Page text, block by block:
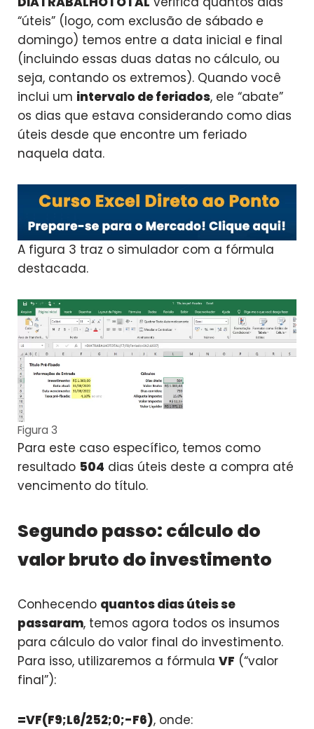
“úteis” (logo, com exclusão de sábado e
domingo) temos entre a data inicial e final
(incluindo essas duas datas no cálculo, ou
seja, contando os extremos). Quando você
inclui um intervalo de feriados, ele “abate”
os dias que estava considerando como dias
úteis desde que encontre um feriado
naquela data.
A figura 3 traz o simulador com a fórmula
destacada.
Figura 3
Para este caso específico, temos como
resultado 504 dias úteis deste a compra até
vencimento do título.
Segundo passo: cálculo do
valor bruto do investimento
Conhecendo quantos dias úteis se
passaram, temos agora todos os insumos
para cálculo do valor final do investimento.
Para isso, utilizaremos a fórmula VF (“valor
final”):
=VF(F9;L6/252;0;-F6), onde: